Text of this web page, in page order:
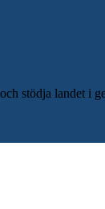
stödja landet i